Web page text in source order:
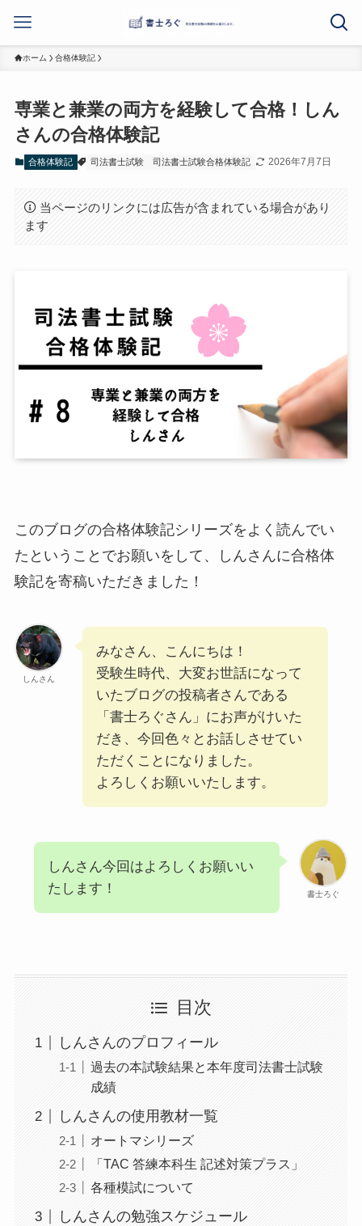
ホーム 合格体験記
専業と兼業の両方を経験して合格！しん
さんの合格体験記
合格体験記 司法書士試験 司法書士試験合格体験記 2026年7月7日
当ページのリンクには広告が含まれている場合があり
ます
このブログの合格体験記シリーズをよく読んでい
たということでお願いをして、しんさんに合格体
験記を寄稿いただきました！
しんさん
みなさん、こんにちは！
受験⽣時代、⼤変お世話になって
いたブログの投稿者さんである
「書⼠ろぐさん」にお声がけいた
だき、今回⾊々とお話しさせてい
ただくことになりました。
よろしくお願いいたします。
書士ろぐ
しんさん今回はよろしくお願いい
たします！
目次
しんさんのプロフィール
過去の本試験結果と本年度司法書士試験
成績
しんさんの使用教材一覧
オートマシリーズ
「TAC 答練本科⽣ 記述対策プラス」
各種模試について
しんさんの勉強スケジュール